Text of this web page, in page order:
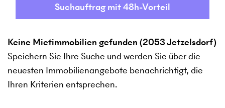
Suchauftrag mit 48h-Vorteil
Keine Mietimmobilien gefunden (2053 Jetzelsdorf)
Speichern Sie Ihre Suche und werden Sie über die
neuesten Immobilienangebote benachrichtigt, die
Ihren Kriterien entsprechen.